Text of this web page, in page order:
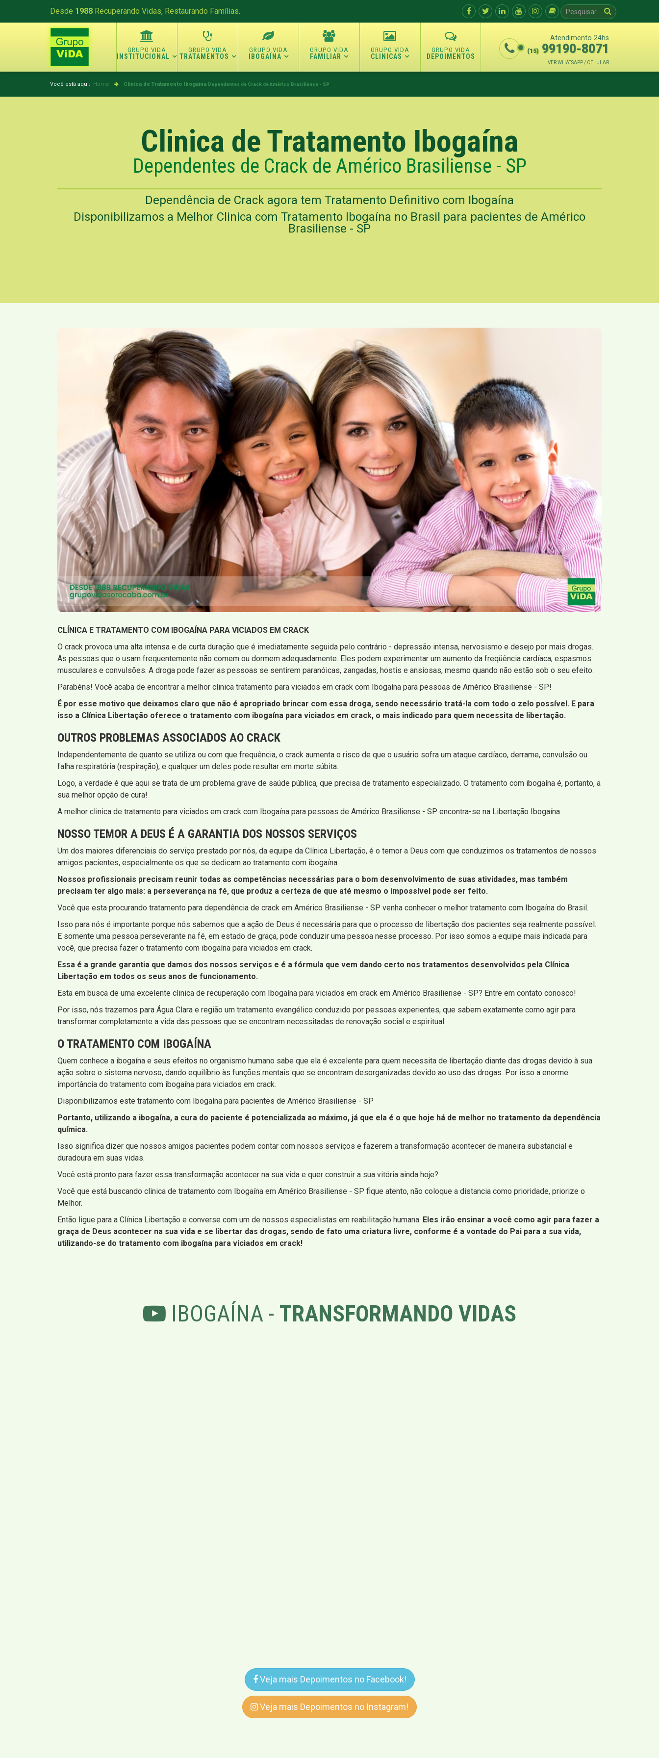
Desde 1988 Recuperando Vidas, Restaurando Famílias.
INSTITUCIONAL TRATAMENTOS IBOGAÍNA FAMILIAR CLINICAS DEPOIMENTOS
Atendimento 24hs
(15) 99190-8071
VER WHATSAPP / CELULAR
Você está aqui: Home Clinica de Tratamento Ibogaína Dependentes de Crack de Américo Brasiliense - SP
Clinica de Tratamento Ibogaína
Dependentes de Crack de Américo Brasiliense - SP
Dependência de Crack agora tem Tratamento Definitivo com Ibogaína
Disponibilizamos a Melhor Clinica com Tratamento Ibogaína no Brasil para pacientes de Américo
Brasiliense - SP
CLÍNICA E TRATAMENTO COM IBOGAÍNA PARA VICIADOS EM CRACK
O crack provoca uma alta intensa e de curta duração que é imediatamente seguida pelo contrário - depressão intensa, nervosismo e desejo por mais drogas.
As pessoas que o usam frequentemente não comem ou dormem adequadamente. Eles podem experimentar um aumento da freqüência cardíaca, espasmos
musculares e convulsões. A droga pode fazer as pessoas se sentirem paranóicas, zangadas, hostis e ansiosas, mesmo quando não estão sob o seu efeito.
Parabéns! Você acaba de encontrar a melhor clinica tratamento para viciados em crack com Ibogaína para pessoas de Américo Brasiliense - SP!
É por esse motivo que deixamos claro que não é apropriado brincar com essa droga, sendo necessário tratá-la com todo o zelo possível. E para
isso a Clínica Libertação oferece o tratamento com ibogaína para viciados em crack, o mais indicado para quem necessita de libertação.
OUTROS PROBLEMAS ASSOCIADOS AO CRACK
Independentemente de quanto se utiliza ou com que frequência, o crack aumenta o risco de que o usuário sofra um ataque cardíaco, derrame, convulsão ou
falha respiratória (respiração), e qualquer um deles pode resultar em morte súbita.
Logo, a verdade é que aqui se trata de um problema grave de saúde pública, que precisa de tratamento especializado. O tratamento com ibogaína é, portanto, a
sua melhor opção de cura!
A melhor clinica de tratamento para viciados em crack com Ibogaína para pessoas de Américo Brasiliense - SP encontra-se na Libertação Ibogaína
NOSSO TEMOR A DEUS É A GARANTIA DOS NOSSOS SERVIÇOS
Um dos maiores diferenciais do serviço prestado por nós, da equipe da Clínica Libertação, é o temor a Deus com que conduzimos os tratamentos de nossos
amigos pacientes, especialmente os que se dedicam ao tratamento com ibogaína.
Nossos profissionais precisam reunir todas as competências necessárias para o bom desenvolvimento de suas atividades, mas também
precisam ter algo mais: a perseverança na fé, que produz a certeza de que até mesmo o impossível pode ser feito.
Você que esta procurando tratamento para dependência de crack em Américo Brasiliense - SP venha conhecer o melhor tratamento com Ibogaína do Brasil.
Isso para nós é importante porque nós sabemos que a ação de Deus é necessária para que o processo de libertação dos pacientes seja realmente possível.
E somente uma pessoa perseverante na fé, em estado de graça, pode conduzir uma pessoa nesse processo. Por isso somos a equipe mais indicada para
você, que precisa fazer o tratamento com ibogaína para viciados em crack.
Essa é a grande garantia que damos dos nossos serviços e é a fórmula que vem dando certo nos tratamentos desenvolvidos pela Clínica
Libertação em todos os seus anos de funcionamento.
Esta em busca de uma excelente clinica de recuperação com Ibogaína para viciados em crack em Américo Brasiliense - SP? Entre em contato conosco!
Por isso, nós trazemos para Água Clara e região um tratamento evangélico conduzido por pessoas experientes, que sabem exatamente como agir para
transformar completamente a vida das pessoas que se encontram necessitadas de renovação social e espiritual.
O TRATAMENTO COM IBOGAÍNA
Quem conhece a ibogaína e seus efeitos no organismo humano sabe que ela é excelente para quem necessita de libertação diante das drogas devido à sua
ação sobre o sistema nervoso, dando equilíbrio às funções mentais que se encontram desorganizadas devido ao uso das drogas. Por isso a enorme
importância do tratamento com ibogaína para viciados em crack.
Disponibilizamos este tratamento com Ibogaína para pacientes de Américo Brasiliense - SP
Portanto, utilizando a ibogaína, a cura do paciente é potencializada ao máximo, já que ela é o que hoje há de melhor no tratamento da dependência
química.
Isso significa dizer que nossos amigos pacientes podem contar com nossos serviços e fazerem a transformação acontecer de maneira substancial e
duradoura em suas vidas.
Você está pronto para fazer essa transformação acontecer na sua vida e quer construir a sua vitória ainda hoje?
Você que está buscando clinica de tratamento com Ibogaína em Américo Brasiliense - SP fique atento, não coloque a distancia como prioridade, priorize o
Melhor.
Então ligue para a Clínica Libertação e converse com um de nossos especialistas em reabilitação humana. Eles irão ensinar a você como agir para fazer a
graça de Deus acontecer na sua vida e se libertar das drogas, sendo de fato uma criatura livre, conforme é a vontade do Pai para a sua vida,
utilizando-se do tratamento com ibogaína para viciados em crack!
IBOGAÍNA - TRANSFORMANDO VIDAS
Veja mais Depoimentos no Facebook!
Veja mais Depoimentos no Instagram!